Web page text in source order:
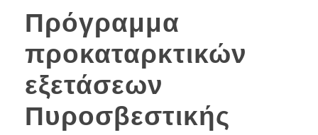
Πρόγραμμα
προκαταρκτικών
εξετάσεων
Πυροσβεστικής